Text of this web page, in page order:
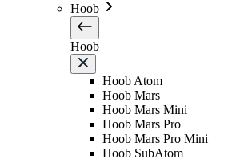
Hoob
Hoob
Hoob Atom
Hoob Mars
Hoob Mars Mini
Hoob Mars Pro
Hoob Mars Pro Mini
Hoob SubAtom